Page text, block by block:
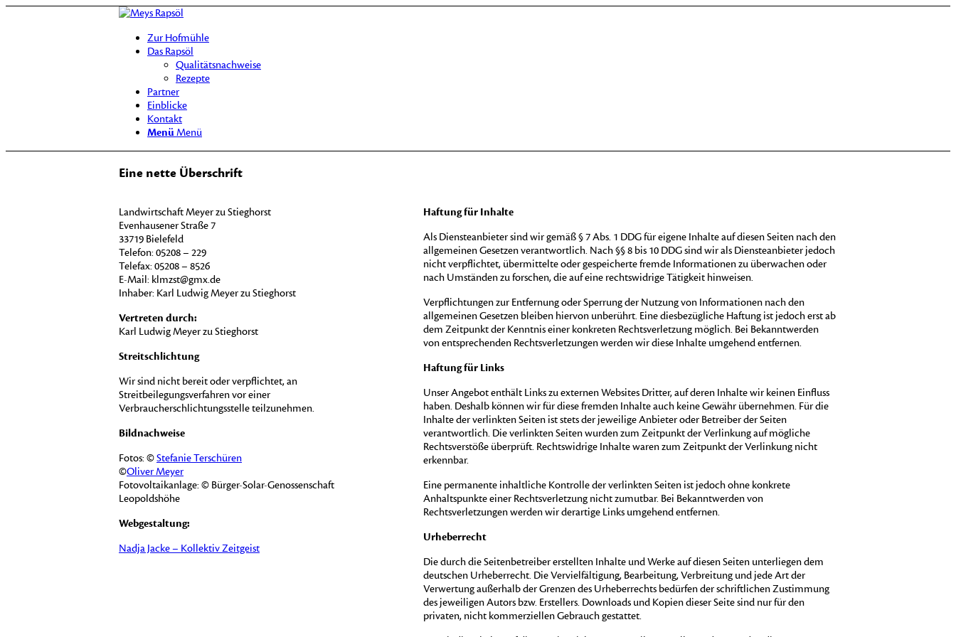
Zur Hofmühle
Das Rapsöl
Qualitätsnachweise
Rezepte
Partner
Einblicke
Kontakt
Menü Menü
Eine nette Überschrift
Landwirtschaft Meyer zu Stieghorst
Evenhausener Straße 7
33719 Bielefeld
Telefon: 05208 – 229
Telefax: 05208 – 8526
E-Mail: klmzst@gmx.de
Inhaber: Karl Ludwig Meyer zu Stieghorst
Vertreten durch:
Karl Ludwig Meyer zu Stieghorst
Streitschlichtung
Wir sind nicht bereit oder verpflichtet, an
Streitbeilegungsverfahren vor einer
Verbraucherschlichtungsstelle teilzunehmen.
Bildnachweise
Fotos: ©Stefanie Terschüren
©Oliver Meyer
Fotovoltaikanlage: © Bürger-Solar-Genossenschaft
Leopoldshöhe
Webgestaltung:
Nadja Jacke – Kollektiv Zeitgeist
Haftung für Inhalte
Als Diensteanbieter sind wir gemäß § 7 Abs. 1 DDG für eigene Inhalte auf diesen Seiten nach den
allgemeinen Gesetzen verantwortlich. Nach §§ 8 bis 10 DDG sind wir als Diensteanbieter jedoch
nicht verpflichtet, übermittelte oder gespeicherte fremde Informationen zu überwachen oder
nach Umständen zu forschen, die auf eine rechtswidrige Tätigkeit hinweisen.
Verpflichtungen zur Entfernung oder Sperrung der Nutzung von Informationen nach den
allgemeinen Gesetzen bleiben hiervon unberührt. Eine diesbezügliche Haftung ist jedoch erst ab
dem Zeitpunkt der Kenntnis einer konkreten Rechtsverletzung möglich. Bei Bekanntwerden
von entsprechenden Rechtsverletzungen werden wir diese Inhalte umgehend entfernen.
Haftung für Links
Unser Angebot enthält Links zu externen Websites Dritter, auf deren Inhalte wir keinen Einfluss
haben. Deshalb können wir für diese fremden Inhalte auch keine Gewähr übernehmen. Für die
Inhalte der verlinkten Seiten ist stets der jeweilige Anbieter oder Betreiber der Seiten
verantwortlich. Die verlinkten Seiten wurden zum Zeitpunkt der Verlinkung auf mögliche
Rechtsverstöße überprüft. Rechtswidrige Inhalte waren zum Zeitpunkt der Verlinkung nicht
erkennbar.
Eine permanente inhaltliche Kontrolle der verlinkten Seiten ist jedoch ohne konkrete
Anhaltspunkte einer Rechtsverletzung nicht zumutbar. Bei Bekanntwerden von
Rechtsverletzungen werden wir derartige Links umgehend entfernen.
Urheberrecht
Die durch die Seitenbetreiber erstellten Inhalte und Werke auf diesen Seiten unterliegen dem
deutschen Urheberrecht. Die Vervielfältigung, Bearbeitung, Verbreitung und jede Art der
Verwertung außerhalb der Grenzen des Urheberrechts bedürfen der schriftlichen Zustimmung
des jeweiligen Autors bzw. Erstellers. Downloads und Kopien dieser Seite sind nur für den
privaten, nicht kommerziellen Gebrauch gestattet.